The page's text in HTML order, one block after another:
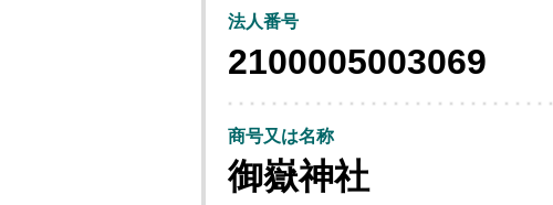
法人番号
2100005003069
商号又は名称
御嶽神社